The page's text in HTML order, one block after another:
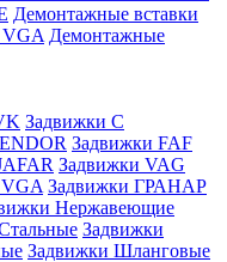
Демонтажные вставки
VGA Демонтажные
Задвижки C
Задвижки FAF
Задвижки VAG
Задвижки ГРАНАР
Нержавеющие
Задвижки
Задвижки Шланговые